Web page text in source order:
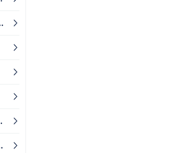
igual algún tratamiento q le ayude a crecer o esa enfermedad ya no tiene tratamiento?
en buen estado?
consejo para manejarlo?